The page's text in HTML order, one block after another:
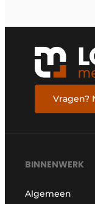
Vragen?
BINNENWERK
Algemeen